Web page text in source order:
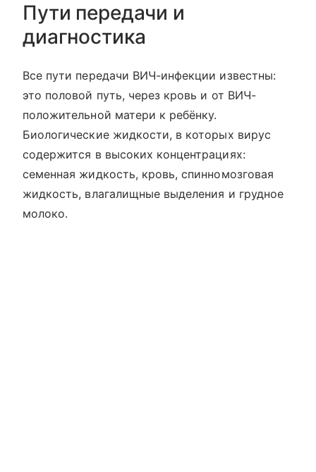
Пути передачи и
диагностика
Все пути передачи ВИЧ-инфекции известны:
это половой путь, через кровь и от ВИЧ-
положительной матери к ребёнку.
Биологические жидкости, в которых вирус
содержится в высоких концентрациях:
семенная жидкость, кровь, спинномозговая
жидкость, влагалищные выделения и грудное
молоко.